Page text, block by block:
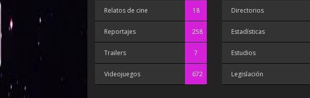
Relatos de cine 18
Reportajes 258
Trailers 7
Videojuegos 672
Directorios
Estadísticas
Estudios
Legislación